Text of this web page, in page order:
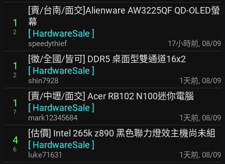
1
2
[賣/台南/面交]Alienware AW3225QF QD-OLED螢
幕
[ HardwareSale ]
speedythief 17小時前, 08/09
1
2
[徵/全國/皆可] DDR5 桌面型雙通道16x2
[ HardwareSale ]
shin7928 1天前, 08/09
1
7
[賣/中壢/面交] Acer RB102 N100迷你電腦
[ HardwareSale ]
mark12345684 1天前, 08/09
4
6
[估價] Intel 265k z890 黑色聯力燈效主機尚未組
[ HardwareSale ]
luke71631 1天前, 08/09